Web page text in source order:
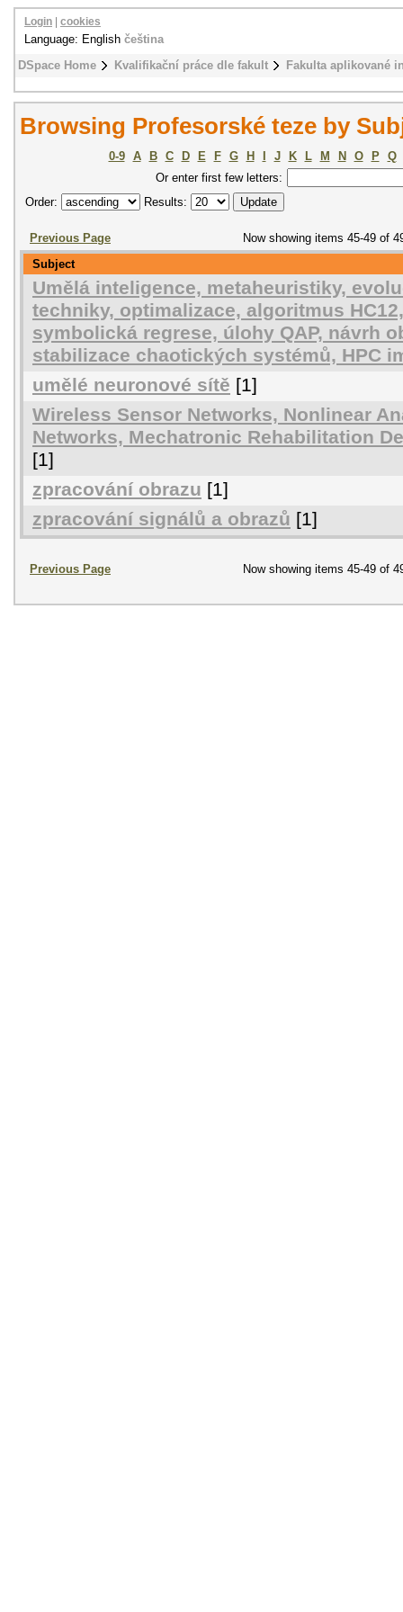
DSpace Home Kvalifikační práce dle fakult Fakulta aplikované
Login cookies
Language: English čeština
Browsing Profesorské teze by
0-9 A B C D E F G H J K L M N O P
Q
Or enter first few letters:
Order:
Results:
Previous Page
Now showing items 45-49 of
Subject
Umělá inteligence, metaheuristiky,
techniky, optimalizace, algoritmus
symbolická regrese, úlohy QAP, návrh
stabilizace chaotických systémů, HPC
umělé neuronové sítě [1]
Wireless Sensor Networks, Nonlinear
Networks, Mechatronic Rehabilitation
[1]
zpracování obrazu [1]
zpracování signálů a obrazů [1]
Previous Page Now showing items 45-49 of